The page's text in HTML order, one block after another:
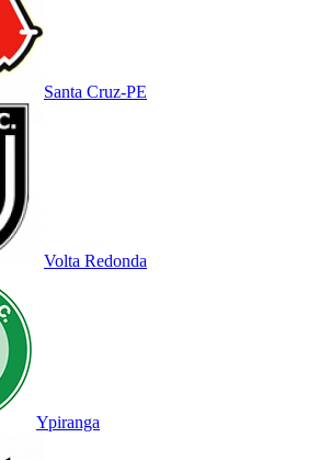
Santa Cruz-PE
Volta Redonda
Ypiranga